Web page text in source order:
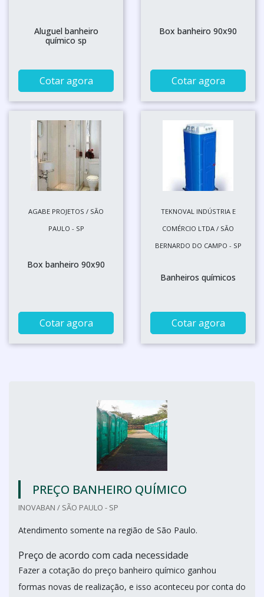
Aluguel banheiro
químico sp
Cotar agora
Box banheiro 90x90
Cotar agora
AGABE PROJETOS / SÃO
PAULO - SP
Box banheiro 90x90
Cotar agora
TEKNOVAL INDÚSTRIA E
COMÉRCIO LTDA / SÃO
BERNARDO DO CAMPO - SP
Banheiros químicos
Cotar agora
PREÇO BANHEIRO QUÍMICO
INOVABAN / SÃO PAULO - SP
Atendimento somente na região de São Paulo.
Preço de acordo com cada necessidade
Fazer a cotação do preço banheiro químico ganhou
formas novas de realização, e isso aconteceu por conta do